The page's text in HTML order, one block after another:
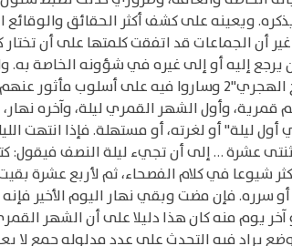
ويعينه على كشف أكثر الحقائق
غير أن الجماعات قد اتفقت كلمتها على أن
إليه أو إلى غيره في شؤونه الخاصة به.
وتاريخها، وسموا هذا المبدأ: "التاريخ
وأول الشهر القمري ليلة، وآخره
ليلة" أو لغرته، أو مستهلة. فإذا انتهت
عشرة … إلى أن تجيء ليلة النصف
شيوعا في كلام الفصحاء، ثم لأربع عشرة
سرره. فإن مضت وبقي نهار اليوم الأخير
أو آخر يوم منه كان هذا دليلا على أن الشهر
فيه التحدث على عدد مدلوله جمع لا